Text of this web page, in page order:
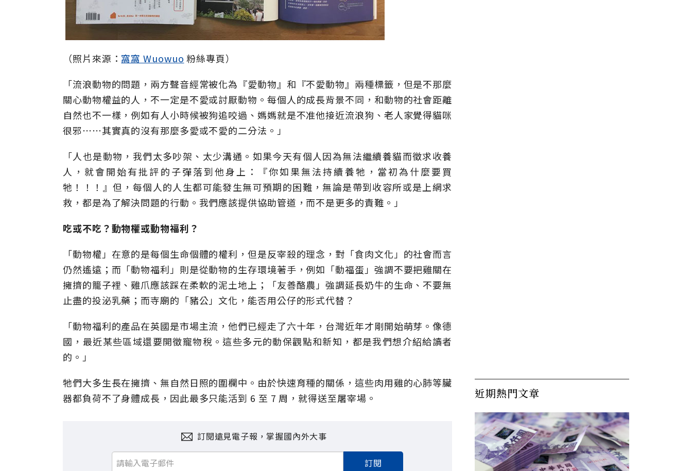
（照片來源： 窩窩 Wuowuo 粉絲專頁）
「流浪動物的問題，兩方聲音經常被化為『愛動物』和『不愛動物』兩種標籤，但是不那麼
關心動物權益的人，不一定是不愛或討厭動物。每個人的成長背景不同，和動物的社會距離
自然也不一樣，例如有人小時候被狗追咬過、媽媽就是不准他接近流浪狗、老人家覺得貓咪
很邪⋯⋯其實真的沒有那麼多愛或不愛的二分法。」
「人也是動物，我們太多吵架、太少溝通。如果今天有個人因為無法繼續養貓而徵求收養
人，就會開始有批評的子彈落到他身上：『你如果無法持續養牠，當初為什麼要買
牠！！！』但，每個人的人生都可能發生無可預期的困難，無論是帶到收容所或是上網求
救，都是為了解決問題的行動。我們應該提供協助管道，而不是更多的責難。」
吃或不吃？動物權或動物福利？
「動物權」在意的是每個生命個體的權利，但是反宰殺的理念，對「食肉文化」的社會而言
仍然遙遠；而「動物福利」則是從動物的生存環境著手，例如「動福蛋」強調不要把雞關在
擁擠的籠子裡、雞爪應該踩在柔軟的泥土地上；「友善酪農」強調延長奶牛的生命、不要無
止盡的投泌乳藥；而寺廟的「豬公」文化，能否用公仔的形式代替？
「動物福利的產品在英國是市場主流，他們已經走了六十年，台灣近年才剛開始萌芽。像德
國，最近某些區域還要開徵寵物稅。這些多元的動保觀點和新知，都是我們想介紹給讀者
的。」
牠們大多生長在擁擠、無自然日照的圍欄中。由於快速育種的關係，這些肉用雞的心肺等臟
器都負荷不了身體成長，因此最多只能活到 6 至 7 周，就得送至屠宰場。
訂閱遠見電子報，掌握國內外大事
訂閱
近期熱門文章